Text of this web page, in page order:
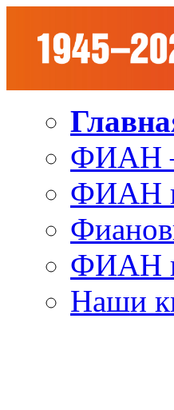
ФИАН
ФИАН
ФИАН
Наши